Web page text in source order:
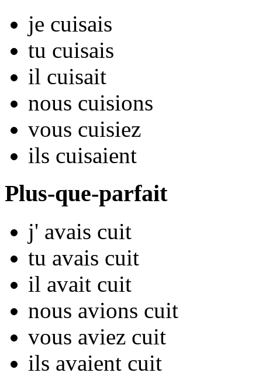
je cuisais
tu cuisais
il cuisait
nous cuisions
vous cuisiez
ils cuisaient
Plus-que-parfait
j' avais cuit
tu avais cuit
il avait cuit
nous avions cuit
vous aviez cuit
ils avaient cuit